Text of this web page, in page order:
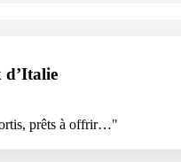
d’Italie
prêts à offrir…"